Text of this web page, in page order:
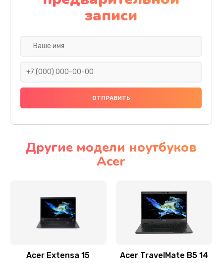
1060 руб.
Заказать
Ремонт подсветки
Настройка BIOS
Замена видеочипа
Заказать
записи
Другие модели ноутбуков
Acer
Acer Extensa 15 Acer TravelMate B5 14